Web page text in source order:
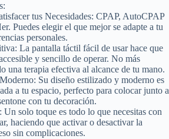
tus Necesidades: CPAP, AutoCPAP
Puedes elegir el que mejor se adapte a tu
personales.
La pantalla táctil fácil de usar hace que
y sencillo de operar. No más
una terapia efectiva al alcance de tu mano.
Su diseño estilizado y moderno es
a tu espacio, perfecto para colocar junto a
con tu decoración.
solo toque es todo lo que necesitas con
haciendo que activar o desactivar la
sin complicaciones.